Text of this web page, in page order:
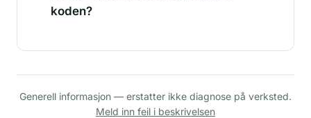
koden?
Generell informasjon — erstatter ikke diagnose på verksted.
Meld inn feil i beskrivelsen